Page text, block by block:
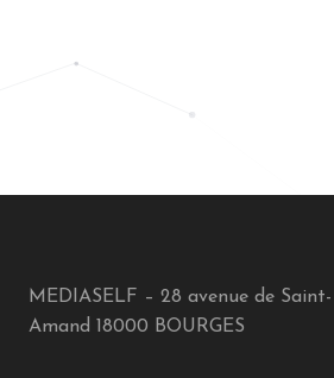
MEDIASELF – 28 avenue de Saint-
Amand 18000 BOURGES